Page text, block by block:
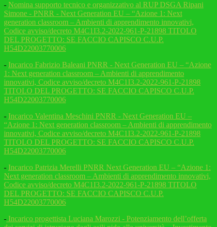
- Nomina supporto tecnico e organizzativo al RUP DSGA Ripani
Simone - PNRR - Next Generation EU – “Azione 1: Next
generation classroom – Ambienti di apprendimento innovativi,
Codice avviso/decreto M4C1I3.2-2022-961-P-21898 TITOLO
DEL PROGETTO: SE FACCIO CAPISCO C.U.P.
H54D22003770006
- Incarico Fabrizio Baleani PNRR - Next Generation EU – “Azione
1: Next generation classroom – Ambienti di apprendimento
innovativi, Codice avviso/decreto M4C1I3.2-2022-961-P-21898
TITOLO DEL PROGETTO: SE FACCIO CAPISCO C.U.P.
H54D22003770006
- Incarico Valentina Meschini PNRR - Next Generation EU –
“Azione 1: Next generation classroom – Ambienti di apprendimento
innovativi, Codice avviso/decreto M4C1I3.2-2022-961-P-21898
TITOLO DEL PROGETTO: SE FACCIO CAPISCO C.U.P.
H54D22003770006
- Incarico Patrizia Merelli PNRR Next Generation EU – “Azione 1:
Next generation classroom – Ambienti di apprendimento innovativi,
Codice avviso/decreto M4C1I3.2-2022-961-P-21898 TITOLO
DEL PROGETTO: SE FACCIO CAPISCO C.U.P.
H54D22003770006
- Incarico progettista Luciana Marozzi - Potenziamento dell’offerta